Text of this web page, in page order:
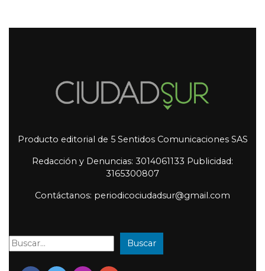
Producto editorial de 5 Sentidos Comunicaciones SAS
Redacción y Denuncias: 3014061133 Publicidad:
3165300807
Contáctanos: periodicociudadsur@gmail.com
Buscar: Buscar